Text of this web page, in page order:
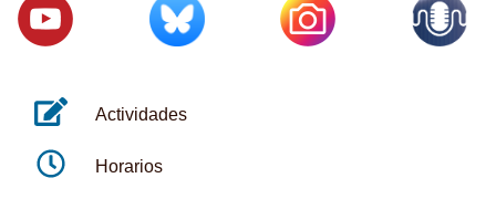
Actividades
Horarios